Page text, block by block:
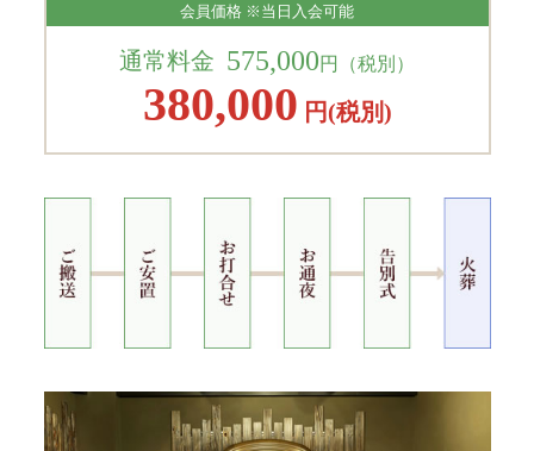
会員価格 ※当日入会可能
通常料金 575,000 円（税別）
380,000 円(税別)